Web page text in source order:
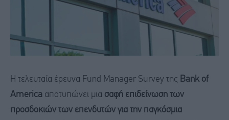
Η τελευταία έρευνα Fund Manager Survey της Bank of
America αποτυπώνει μια σαφή επιδείνωση των
προσδοκιών των επενδυτών για την παγκόσμια